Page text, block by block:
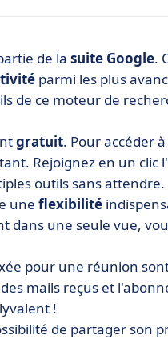
de la suite Google.
parmi les plus
de ce moteur de
gratuit. Pour accéder à
Rejoignez en un clic
outils sans attendre.
une flexibilité
dans une seule vue,
pour une réunion
mails reçus et
!
de partager son